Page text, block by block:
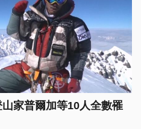
家普爾加等10人全數罹